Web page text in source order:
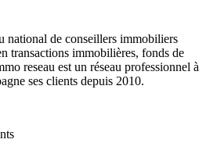
national de conseillers immobiliers
transactions immobilières, fonds de
reseau est un réseau professionnel à
ses clients depuis 2010.